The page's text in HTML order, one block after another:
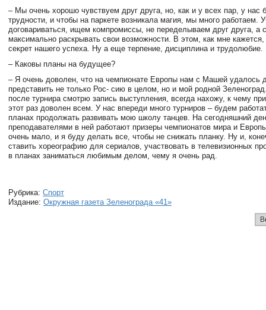
– Мы очень хорошо чувствуем друг друга, но, как и у всех пар, у нас
трудности, и чтобы на паркете возникала магия, мы много работаем.
договариваться, ищем компромиссы, не переделываем друг друга, а
максимально раскрывать свои возможности. В этом, как мне
секрет нашего успеха. Ну а еще терпение, дисциплина и трудолюбие.
– Каковы планы на будущее?
– Я очень доволен, что на чемпионате Европы нам с Машей удалось
представить не только Рос- сию в целом, но и мой родной
после турнира смотрю запись выступления, всегда нахожу, к чему
этот раз доволен всем. У нас впереди много турниров – будем
планах продолжать развивать мою школу танцев. На сегодняшний
преподавателями в ней работают призеры чемпионатов мира и
очень мало, и я буду делать все, чтобы не снижать планку. Ну и,
ставить хореографию для сериалов, участвовать в телевизионных
в планах заниматься любимым делом, чему я очень рад.
Рубрика: Спорт
Издание: Окружная газета Зеленограда «41»